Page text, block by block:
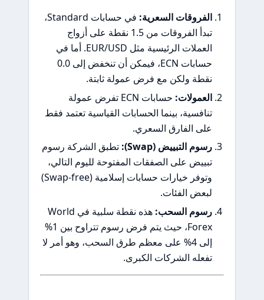
الفروقات السعرية:
في حسابات Standard،
تبدأ الفروقات من 1.5 نقطة على أزواج
العملات الرئيسية مثل EUR/USD. أما في
حسابات ECN، فيمكن أن تنخفض إلى 0.0
نقطة ولكن مع فرض عمولة ثابتة.
العمولات:
حسابات ECN تفرض عمولة
تنافسية، بينما الحسابات القياسية تعتمد فقط
على الفارق السعري.
رسوم التبييض (Swap):
تطبق الشركة رسوم
تبييض على الصفقات المفتوحة لليوم التالي،
وتوفر خيارات حسابات إسلامية (Swap-free)
لبعض الفئات.
رسوم السحب:
هذه نقطة سلبية في World
Forex، حيث يتم فرض رسوم تتراوح بين 1%
إلى 4% على معظم طرق السحب، وهو أمر لا
تفعله الشركات الكبرى.